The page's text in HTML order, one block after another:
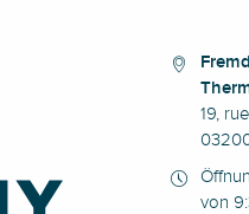
19,
von